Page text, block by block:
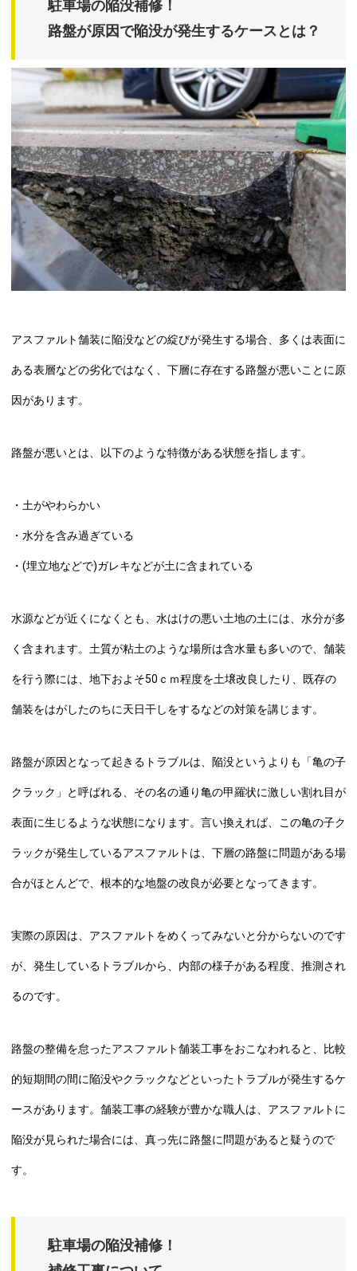
駐車場の陥没補修！
路盤が原因で陥没が発生するケースとは？
アスファルト舗装に陥没などの綻びが発生する場合、多くは表面に
ある表層などの劣化ではなく、下層に存在する路盤が悪いことに原
因があります。
路盤が悪いとは、以下のような特徴がある状態を指します。
・土がやわらかい
・水分を含み過ぎている
・(埋立地などで)ガレキなどが土に含まれている
水源などが近くになくとも、水はけの悪い土地の土には、水分が多
く含まれます。土質が粘土のような場所は含水量も多いので、舗装
を行う際には、地下およそ50ｃｍ程度を土壌改良したり、既存の
舗装をはがしたのちに天日干しをするなどの対策を講じます。
路盤が原因となって起きるトラブルは、陥没というよりも「亀の子
クラック」と呼ばれる、その名の通り亀の甲羅状に激しい割れ目が
表面に生じるような状態になります。言い換えれば、この亀の子ク
ラックが発生しているアスファルトは、下層の路盤に問題がある場
合がほとんどで、根本的な地盤の改良が必要となってきます。
実際の原因は、アスファルトをめくってみないと分からないのです
が、発生しているトラブルから、内部の様子がある程度、推測され
るのです。
路盤の整備を怠ったアスファルト舗装工事をおこなわれると、比較
的短期間の間に陥没やクラックなどといったトラブルが発生するケ
ースがあります。舗装工事の経験が豊かな職人は、アスファルトに
陥没が見られた場合には、真っ先に路盤に問題があると疑うので
す。
駐車場の陥没補修！